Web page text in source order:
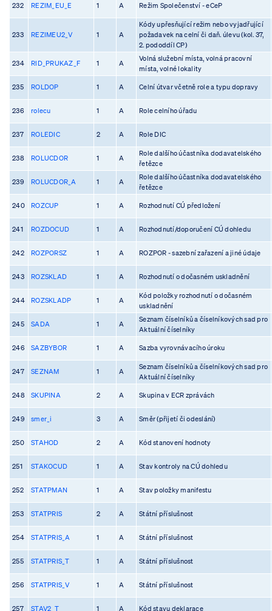
232 REZIM_EU_E 1 A Režim Společenství - eCeP
233 REZIMEU2_V 1 A
Kódy upřesňující režim nebo vyjadřující
požadavek na celní či daň. úlevu (kol. 37,
2. pododdíl CP)
234 RID_PRUKAZ_F 1 A
Volná služební místa, volná pracovní
místa, volné lokality
235 ROLDOP 1 A Celní útvar včetně role a typu dopravy
236 rolecu 1 A Role celního úřadu
237 ROLEDIC 2 A Role DIC
238 ROLUCDOR 1 A
Role dalšího účastníka dodavatelského
řetězce
239 ROLUCDOR_A 1 A
Role dalšího účastníka dodavatelského
řetězce
240 ROZCUP 1 A Rozhodnutí CÚ předložení
241 ROZDOCUD 1 A Rozhodnutí/doporučení CÚ dohledu
242 ROZPORSZ 1 A ROZPOR - sazební zařazení a jiné údaje
243 ROZSKLAD 1 A Rozhodnutí o dočasném uskladnění
244 ROZSKLADP 1 A
Kód položky rozhodnutí o dočasném
uskladnění
245 SADA 1 A
Seznam číselníků a číselníkových sad pro
Aktuální číselníky
246 SAZBYBOR 1 A Sazba vyrovnávacího úroku
247 SEZNAM 1 A
Seznam číselníků a číselníkových sad pro
Aktuální číselníky
248 SKUPINA 2 A Skupina v ECR zprávách
249 smer_i 3 A Směr (přijetí či odeslání)
250 STAHOD 2 A Kód stanovení hodnoty
251 STAKOCUD 1 A Stav kontroly na CÚ dohledu
252 STATPMAN 1 A Stav položky manifestu
253 STATPRIS 2 A Státní příslušnost
254 STATPRIS_A 1 A Státní příslušnost
255 STATPRIS_T 1 A Státní příslušnost
256 STATPRIS_V 1 A Státní příslušnost
257 STAV2_T 1 A Kód stavu deklarace